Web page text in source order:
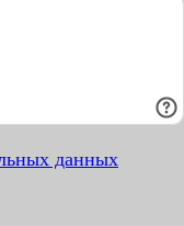
данных